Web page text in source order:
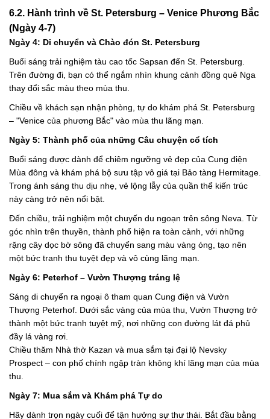
6.2. Hành trình về St. Petersburg – Venice Phương Bắc
(Ngày 4-7)
Ngày 4: Di chuyển và Chào đón St. Petersburg
Buổi sáng trải nghiệm tàu cao tốc Sapsan đến St. Petersburg.
Trên đường đi, bạn có thể ngắm nhìn khung cảnh đồng quê Nga
thay đổi sắc màu theo mùa thu.
Chiều về khách sạn nhận phòng, tự do khám phá St. Petersburg
– "Venice của phương Bắc" vào mùa thu lãng mạn.
Ngày 5: Thành phố của những Câu chuyện cổ tích
Buổi sáng được dành để chiêm ngưỡng vẻ đẹp của Cung điện
Mùa đông và khám phá bộ sưu tập vô giá tại Bảo tàng Hermitage.
Trong ánh sáng thu dịu nhẹ, vẻ lộng lẫy của quần thể kiến trúc
này càng trở nên nổi bật.
Đến chiều, trải nghiệm một chuyến du ngoạn trên sông Neva. Từ
góc nhìn trên thuyền, thành phố hiện ra toàn cảnh, với những
rặng cây dọc bờ sông đã chuyển sang màu vàng óng, tạo nên
một bức tranh thu tuyệt đẹp và vô cùng lãng mạn.
Ngày 6: Peterhof – Vườn Thượng tráng lệ
Sáng di chuyển ra ngoại ô tham quan Cung điện và Vườn
Thượng Peterhof. Dưới sắc vàng của mùa thu, Vườn Thượng trở
thành một bức tranh tuyệt mỹ, nơi những con đường lát đá phủ
đầy lá vàng rơi.
Chiều thăm Nhà thờ Kazan và mua sắm tại đại lộ Nevsky
Prospect – con phố chính ngập tràn không khí lãng mạn của mùa
thu.
Ngày 7: Mua sắm và Khám phá Tự do
Hãy dành trọn ngày cuối để tận hưởng sự thư thái. Bắt đầu bằng